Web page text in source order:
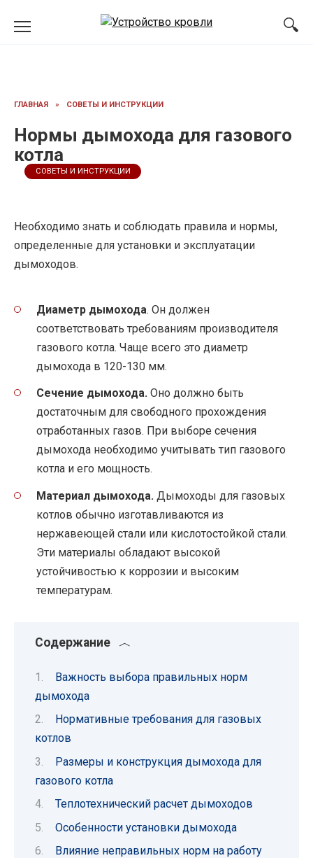
ГЛАВНАЯ » СОВЕТЫ И ИНСТРУКЦИИ
Нормы дымохода для газового
котла
СОВЕТЫ И ИНСТРУКЦИИ
Необходимо знать и соблюдать правила и нормы,
определенные для установки и эксплуатации
дымоходов.
Диаметр дымохода. Он должен
соответствовать требованиям производителя
газового котла. Чаще всего это диаметр
дымохода в 120-130 мм.
Сечение дымохода. Оно должно быть
достаточным для свободного прохождения
отработанных газов. При выборе сечения
дымохода необходимо учитывать тип газового
котла и его мощность.
Материал дымохода. Дымоходы для газовых
котлов обычно изготавливаются из
нержавеющей стали или кислотостойкой стали.
Эти материалы обладают высокой
устойчивостью к коррозии и высоким
температурам.
Содержание
Важность выбора правильных норм
дымохода
Нормативные требования для газовых
котлов
Размеры и конструкция дымохода для
газового котла
Теплотехнический расчет дымоходов
Особенности установки дымохода
Влияние неправильных норм на работу